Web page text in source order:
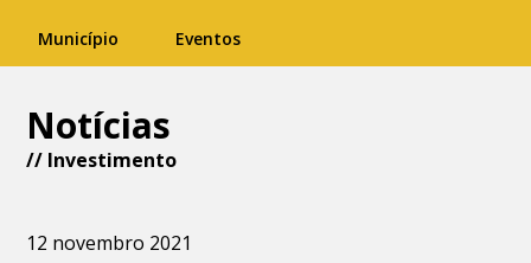
Município Eventos
Notícias
// Investimento
12 novembro 2021